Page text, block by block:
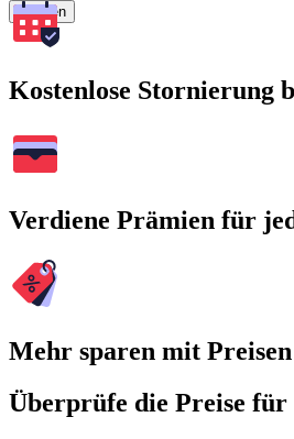
Suchen
Kostenlose Stornierung
Verdiene Prämien für
Mehr sparen mit
Überprüfe die Preise für